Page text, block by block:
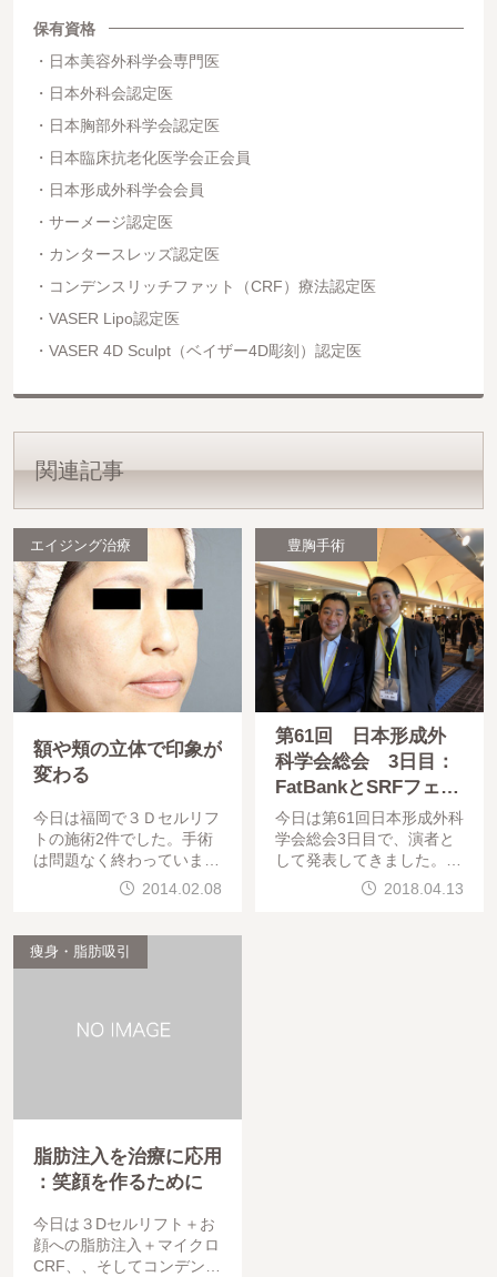
保有資格
日本美容外科学会専門医
日本外科会認定医
日本胸部外科学会認定医
日本臨床抗老化医学会正会員
日本形成外科学会会員
サーメージ認定医
カンタースレッズ認定医
コンデンスリッチファット（CRF）療法認定医
VASER Lipo認定医
VASER 4D Sculpt（ベイザー4D彫刻）認定医
関連記事
エイジング治療
額や頬の立体で印象が
変わる
今日は福岡で３Ｄセルリフ
トの施術2件でした。手術
は問題なく終わっています
。お疲れ様でした。今日手
ってコメカミがくぼんでい
る、また、目の下のクマ
2014.02.08
豊胸手術
第61回 日本形成外
科学会総会 3日目：
FatBankとSRFフェイ
スに関して発表
今日は第61回日本形成外科
学会総会3日目で、演者と
して発表してきました。（
今回の学会は欲張って2つ
2018.04.13
痩身・脂肪吸引
脂肪注入を治療に応用
：笑顔を作るために
今日は３Dセルリフト＋お
顔への脂肪注入＋マイクロ
CRF、、そしてコンデンス